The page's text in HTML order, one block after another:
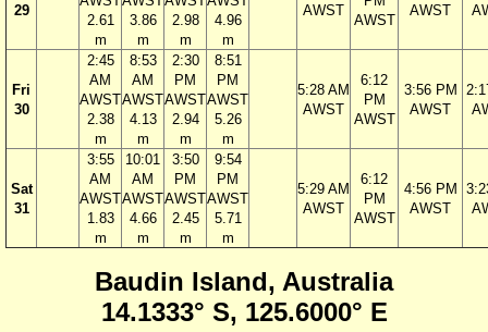
29
2.61
m
3.86
m
2.98
m
4.96
m
AWST
AWST
AWST
Fri
30
2:45
AM
AWST
2.38
m
8:53
AM
AWST
4.13
m
2:30
PM
AWST
2.94
m
8:51
PM
AWST
5.26
m
5:28 AM
AWST
6:12
PM
AWST
3:56 PM
AWST
Sat
31
3:55
AM
AWST
1.83
m
10:01
AM
AWST
4.66
m
3:50
PM
AWST
2.45
m
9:54
PM
AWST
5.71
m
5:29 AM
AWST
6:12
PM
AWST
4:56 PM
AWST
Baudin Island, Australia
14.1333° S, 125.6000° E